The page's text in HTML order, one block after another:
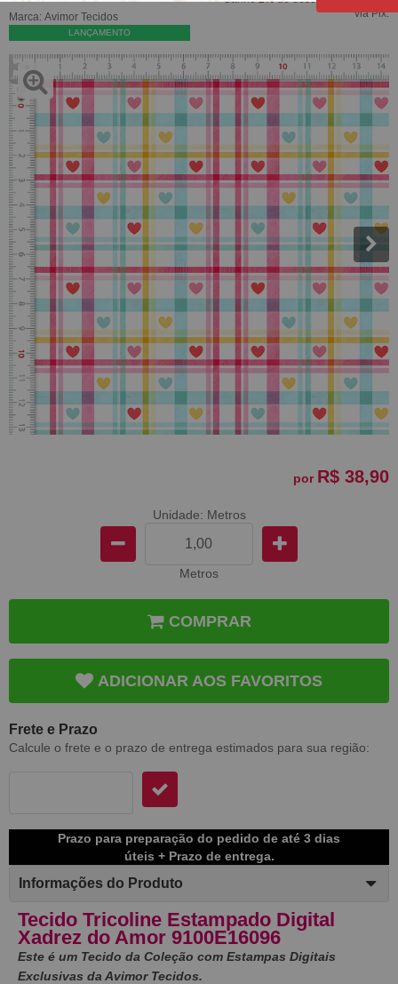
Marca: Avimor Tecidos
LANÇAMENTO
via Pix.
por R$ 38,90
Unidade: Metros
Metros
COMPRAR
ADICIONAR AOS FAVORITOS
Frete e Prazo
Calcule o frete e o prazo de entrega estimados para sua região:
Prazo para preparação do pedido de até 3 dias
úteis + Prazo de entrega.
Informações do Produto
Tecido Tricoline Estampado Digital
Xadrez do Amor 9100E16096
Este é um Tecido da Coleção com Estampas Digitais
Exclusivas da Avimor Tecidos.